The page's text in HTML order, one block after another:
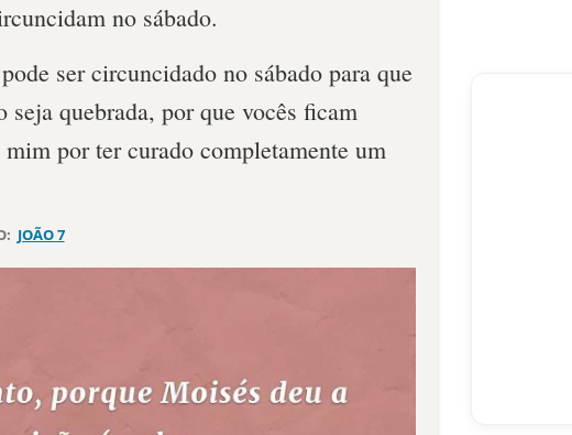
no sábado.
ser circuncidado no sábado para que
seja quebrada, por que vocês ficam
por ter curado completamente um
JOÃO 7